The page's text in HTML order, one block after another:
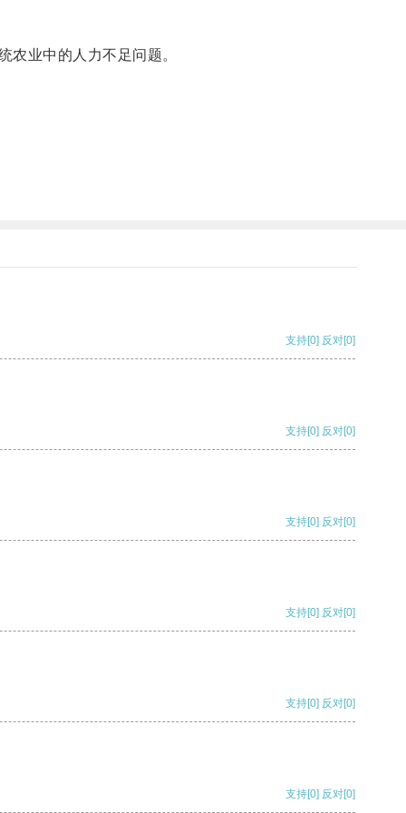
业中的人力不足问题。
支持[0] 反对[0]
支持[0] 反对[0]
支持[0] 反对[0]
支持[0] 反对[0]
支持[0] 反对[0]
支持[0] 反对[0]